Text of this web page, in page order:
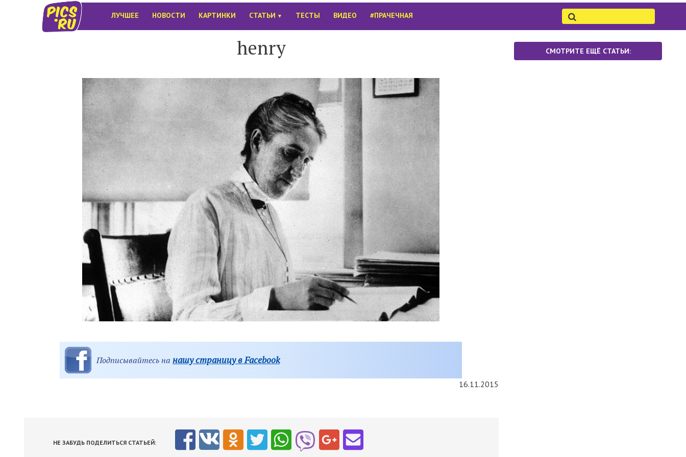
ЛУЧШЕЕ НОВОСТИ КАРТИНКИ СТАТЬИ ▼ ТЕСТЫ ВИДЕО #ПРАЧЕЧНАЯ
henry
Подписывайтесь на нашу страницу в Facebook
16.11.2015
НЕ ЗАБУДЬ ПОДЕЛИТЬСЯ СТАТЬЕЙ:
СМОТРИТЕ ЕЩЁ СТАТЬИ: